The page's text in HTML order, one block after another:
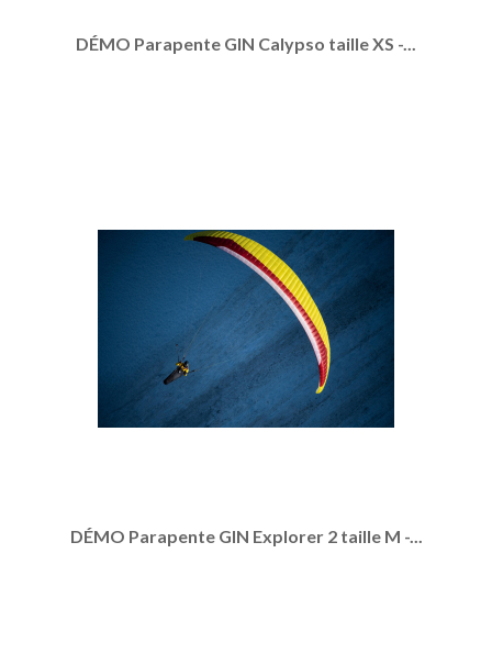
DÉMO Parapente GIN Calypso taille XS -...
DÉMO Parapente GIN Explorer 2 taille M -...